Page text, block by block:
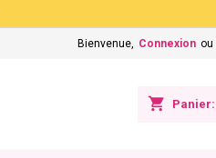
Bienvenue, Connexion ou
shopping_cart Panier: